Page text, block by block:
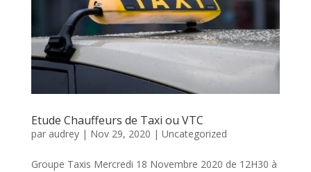
Etude Chauffeurs de Taxi ou VTC
par audrey| Nov 29, 2020 | Uncategorized
Groupe Taxis Mercredi 18 Novembre 2020 de 12H30 à